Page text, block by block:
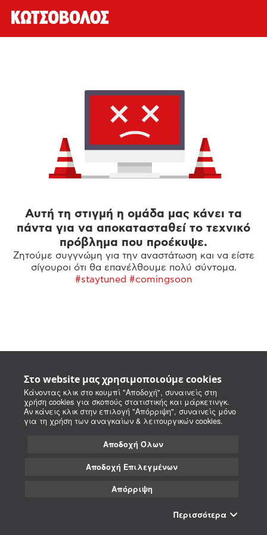
Στο website μας χρησιμοποιούμε cookies
Κάνοντας κλικ στο κουμπί "Αποδοχή", συναινείς στη
χρήση cookies για σκοπούς στατιστικής και μάρκετινγκ.
Αν κάνεις κλικ στην επιλογή "Απόρριψη", συναινείς μόνο
για τη χρήση των αναγκαίων & λειτουργικών cookies.
Αποδοχή Όλων
Αποδοχή Επιλεγμένων
Απόρριψη
Περισσότερα
Αυτή τη στιγμή η ομάδα μας κάνει τα
πάντα για να αποκατασταθεί το τεχνικό
πρόβλημα που προέκυψε.
Ζητούμε συγγνώμη για την αναστάτωση και να είστε
σίγουροι ότι θα επανέλθουμε πολύ σύντομα.
#staytuned #comingsoon